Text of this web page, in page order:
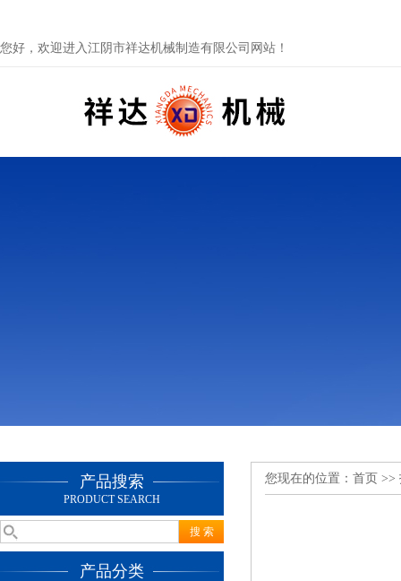
您好，欢迎进入江阴市祥达机械制造有限公司网站！
产品搜索
PRODUCT SEARCH
产品分类
您现在的位置： 首页 >>